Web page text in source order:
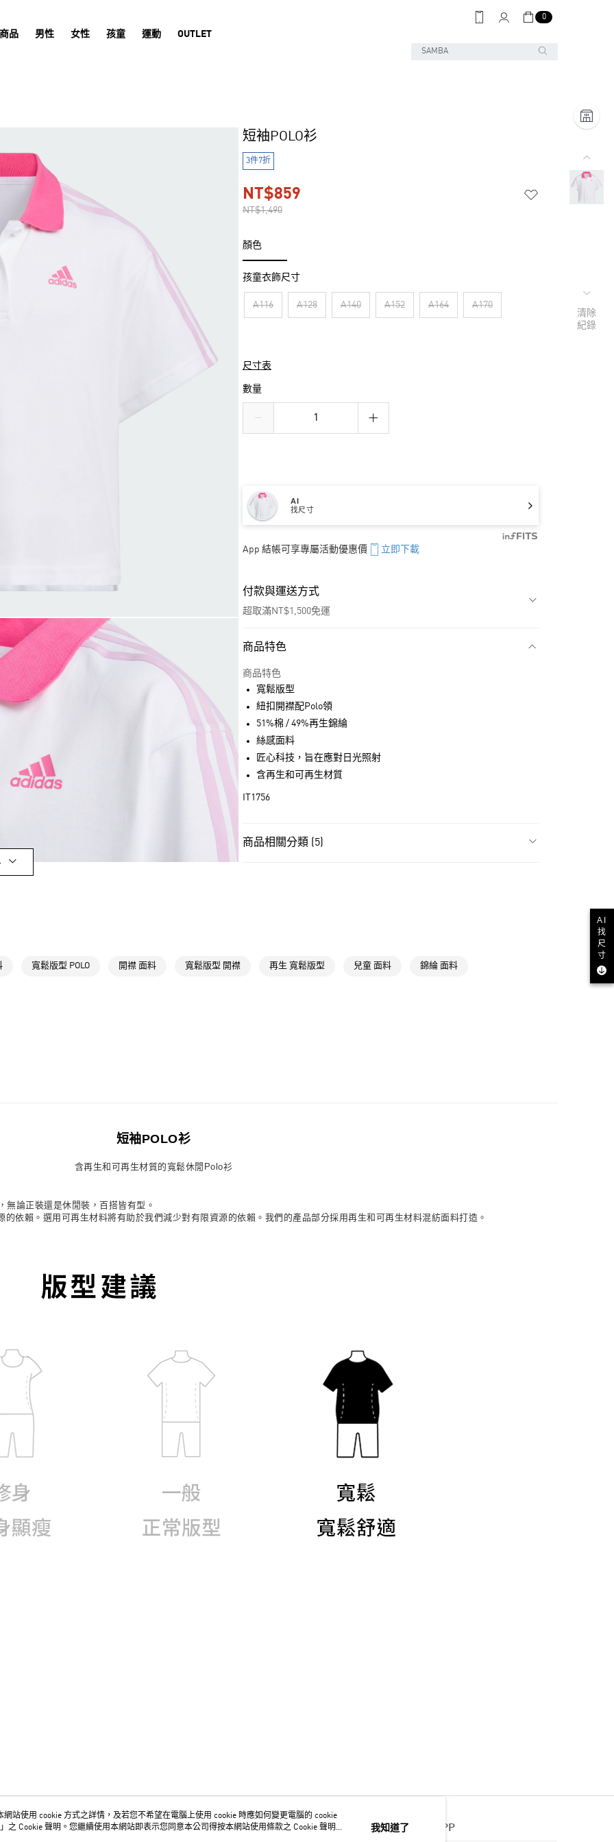
0
品 男性 女性 孩童 運動 OUTLET
短袖POLO衫
3件7折
NT$1,490
NT$859
顏色
孩童衣飾尺寸
A116 A128 A140 A152 A164 A170
尺寸表
數量
AI
找尺寸
App 結帳可享專屬活動優惠價 立即下載
付款與運送方式
超取滿NT$1,500免運
付款方式
信用卡一次付款
LINE Pay
運送方式
每筆NT$80，滿NT$1,500(含以上)免運費
每筆NT$80，滿NT$1,500(含以上)免運費
商品特色
商品特色
寬鬆版型
紐扣開襟配Polo領
51%棉 / 49%再生錦綸
絲感面料
匠心科技，旨在應對日光照射
含再生和可再生材質
IT1756
商品相關分類 (5)
最新活動 爸氣有禮 | 2件8折；3件7折
寬鬆版型 POLO 開襟 面料 寬鬆版型 開襟 再生 寬鬆版型 兒童 面料 錦綸 面料
短袖POLO衫
含再生和可再生材質的寬鬆休閒Polo衫
論正裝還是休閒裝，百搭皆有型。
依賴。選用可再生材料將有助於我們減少對有限資源的依賴。我們的產品部分採用再生和可再生材料混紡面料打造。
關於我們 客服資訊 官方APP
清除
紀錄
站使用 cookie 方式之詳情，及若您不希望在電腦上使用 cookie 時應如何變更電腦的 cookie
」之 Cookie 聲明。您繼續使用本網站即表示您同意本公司得按本網站使用條款之 Cookie 聲明使
我知道了
AI
找
尺
寸